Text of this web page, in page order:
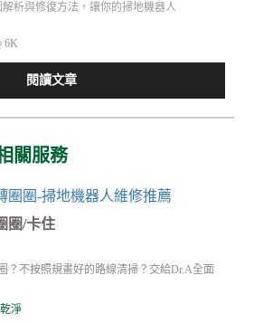
析與修復方法，讓你的掃地機器人
6K
閱讀文章
關服務
圈/卡住
？不按照規畫好的路線清掃？交給Dr.A全面
淨